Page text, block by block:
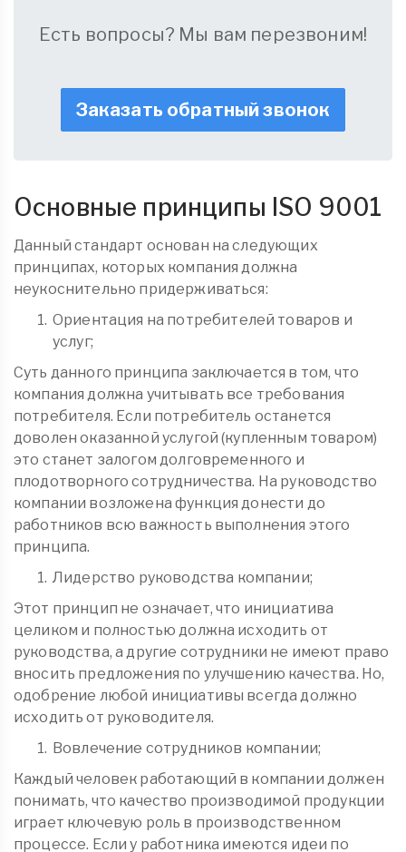
Есть вопросы? Мы вам перезвоним!
Заказать обратный звонок
Основные принципы ISO 9001
Данный стандарт основан на следующих
принципах, которых компания должна
неукоснительно придерживаться:
Ориентация на потребителей товаров и
услуг;
Суть данного принципа заключается в том, что
компания должна учитывать все требования
потребителя. Если потребитель останется
доволен оказанной услугой (купленным товаром)
это станет залогом долговременного и
плодотворного сотрудничества. На руководство
компании возложена функция донести до
работников всю важность выполнения этого
принципа.
Лидерство руководства компании;
Этот принцип не означает, что инициатива
целиком и полностью должна исходить от
руководства, а другие сотрудники не имеют право
вносить предложения по улучшению качества. Но,
одобрение любой инициативы всегда должно
исходить от руководителя.
Вовлечение сотрудников компании;
Каждый человек работающий в компании должен
понимать, что качество производимой продукции
играет ключевую роль в производственном
процессе. Если у работника имеются идеи по